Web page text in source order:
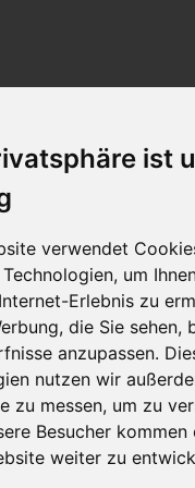
ist
verwendet
um
Erlebnis zu
die Sie sehen,
anzupassen.
nutzen wir
zu messen, um zu
Besucher kommen
weiter zu
Ulm AshtangaYoga.info